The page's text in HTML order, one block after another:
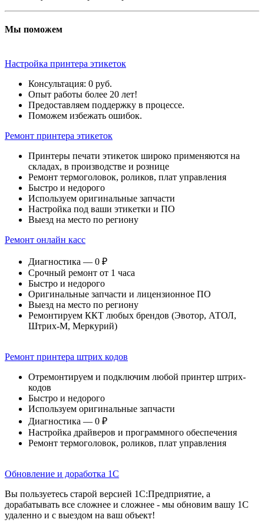
Мы поможем
Настройка принтера этикеток
Консультация: 0 руб.
Опыт работы более 20 лет!
Предоставляем поддержку в процессе.
Поможем избежать ошибок.
Ремонт принтера этикеток
Принтеры печати этикеток широко применяются на
складах, в производстве и рознице
Ремонт термоголовок, роликов, плат управления
Быстро и недорого
Используем оригинальные запчасти
Настройка под ваши этикетки и ПО
Выезд на место по региону
Ремонт онлайн касс
Диагностика — 0 ₽
Срочный ремонт от 1 часа
Быстро и недорого
Оригинальные запчасти и лицензионное ПО
Выезд на место по региону
Ремонтируем ККТ любых брендов (Эвотор, АТОЛ,
Штрих-М, Меркурий)
Ремонт принтера штрих кодов
Отремонтируем и подключим любой принтер штрих-
кодов
Быстро и недорого
Используем оригинальные запчасти
Диагностика — 0 ₽
Настройка драйверов и программного обеспечения
Ремонт термоголовок, роликов, плат управления
Обновление и доработка 1С
Вы пользуетесь старой версией 1С:Предприятие, а
дорабатывать все сложнее и сложнее - мы обновим вашу 1С
удаленно и с выездом на ваш объект!